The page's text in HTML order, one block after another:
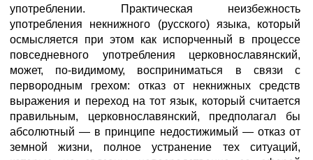
употреблении. Практическая неизбежность
употребления некнижного (русского) языка, который
осмысляется при этом как испорченный в процессе
повседневного употребления церковнославянский,
может, по-видимому, восприниматься в связи с
первородным грехом: отказ от некнижных средств
выражения и переход на тот язык, который считается
правильным, церковнославянский, предполагал бы
абсолютный — в принципе недостижимый — отказ от
земной жизни, полное устранение тех ситуаций,